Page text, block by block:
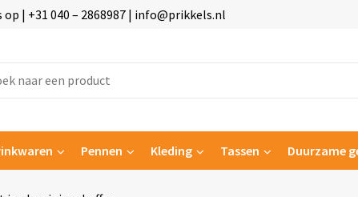
| +31 040 – 2868987 | info@prikkels.nl
Pennen Kleding Tassen Duurzame